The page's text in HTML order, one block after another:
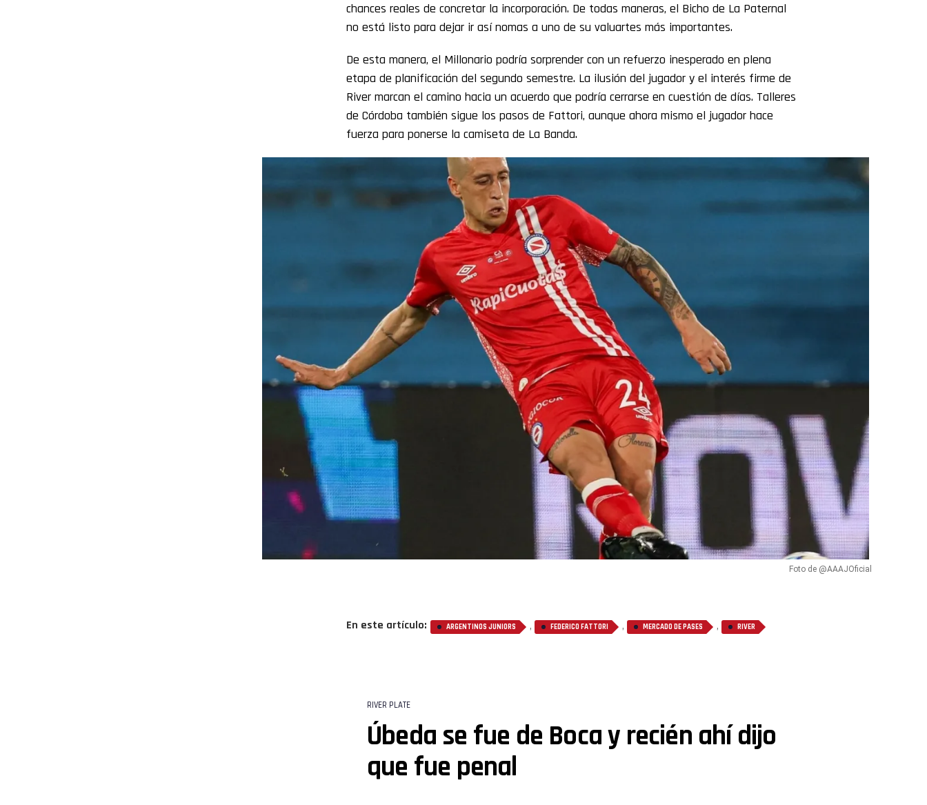
chances reales de concretar la incorporación. De todas maneras, el Bicho de La Paternal
no está listo para dejar ir así nomas a uno de su valuartes más importantes.
De esta manera, el Millonario podría sorprender con un refuerzo inesperado en plena
etapa de planificación del segundo semestre. La ilusión del jugador y el interés firme de
River marcan el camino hacia un acuerdo que podría cerrarse en cuestión de días. Talleres
de Córdoba también sigue los pasos de Fattori, aunque ahora mismo el jugador hace
fuerza para ponerse la camiseta de La Banda.
Foto de @AAAJOficial
En este artículo: ARGENTINOS JUNIORS , FEDERICO FATTORI , MERCADO DE PASES , RIVER
RIVER PLATE
Úbeda se fue de Boca y recién ahí dijo
que fue penal